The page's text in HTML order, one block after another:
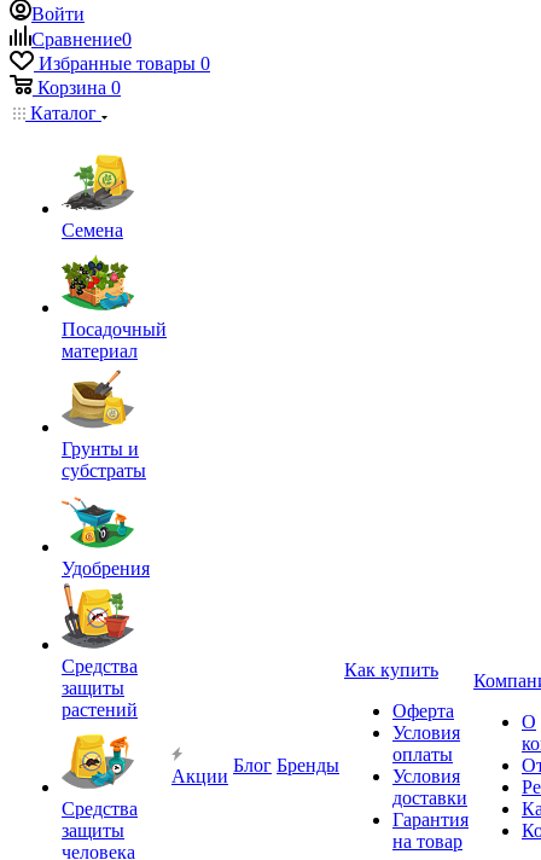
Войти
Сравнение0
Избранные товары 0
Корзина 0
Каталог
Семена
Посадочный
материал
Грунты и
субстраты
Удобрения
Средства
защиты
растений
Средства
защиты
человека
Акции
Блог Бренды
Как купить
Оферта
Условия
оплаты
Условия
доставки
Гарантия
на товар
О